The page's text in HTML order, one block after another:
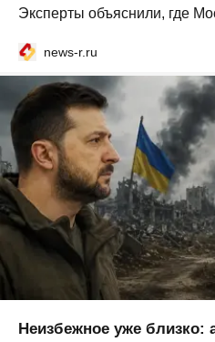
Эксперты объяснили, где
news-r.ru
Неизбежное уже близко: